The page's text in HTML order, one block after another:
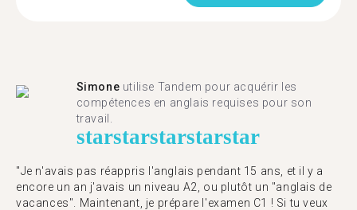
Simone utilise Tandem pour acquérir les
compétences en anglais requises pour son
travail.
starstarstarstarstar
"Je n'avais pas réappris l'anglais pendant 15 ans, et il y a
encore un an j'avais un niveau A2, ou plutôt un "anglais de
vacances". Maintenant, je prépare l'examen C1 ! Si tu veux